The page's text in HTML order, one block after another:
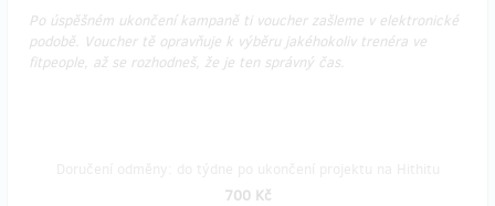
Po úspěšném ukončení kampaně ti voucher zašleme v elektronické
podobě. Voucher tě opravňuje k výběru jakéhokoliv trenéra ve
fitpeople, až se rozhodneš, že je ten správný čas.
700 Kč